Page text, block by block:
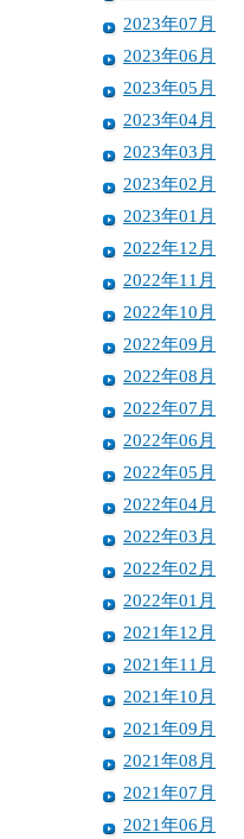
2023年07月
2023年06月
2023年05月
2023年04月
2023年03月
2023年02月
2023年01月
2022年12月
2022年11月
2022年10月
2022年09月
2022年08月
2022年07月
2022年06月
2022年05月
2022年04月
2022年03月
2022年02月
2022年01月
2021年12月
2021年11月
2021年10月
2021年09月
2021年08月
2021年07月
2021年06月